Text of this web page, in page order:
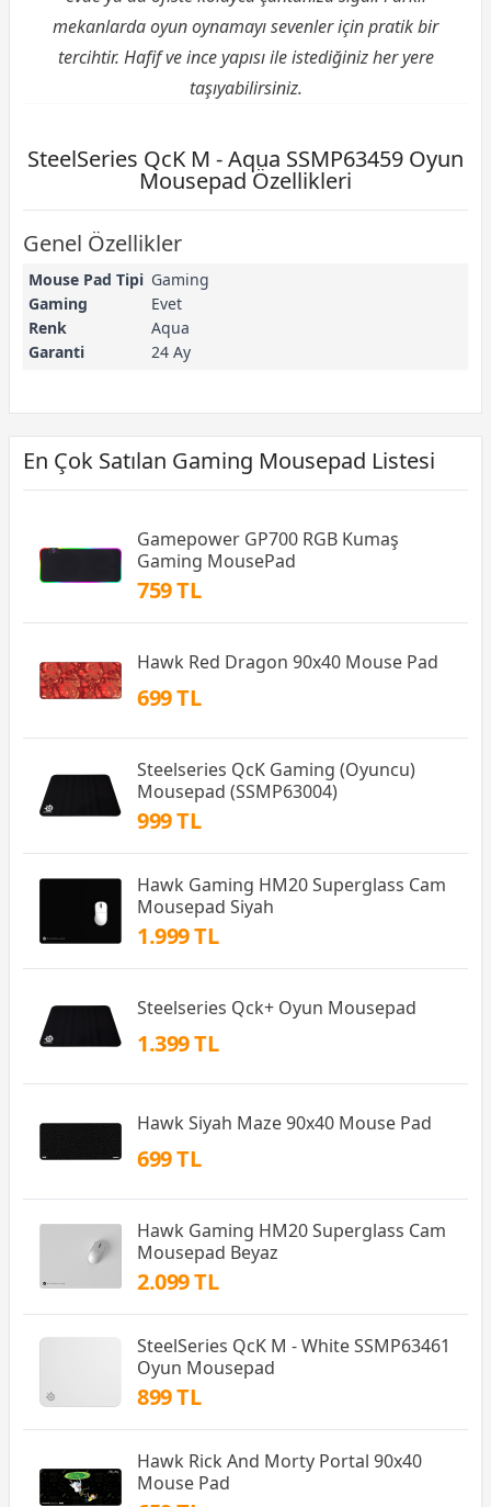
mekanlarda oyun oynamayı sevenler için pratik bir
tercihtir. Hafif ve ince yapısı ile istediğiniz her yere
taşıyabilirsiniz.
SteelSeries QcK M - Aqua SSMP63459 Oyun
Mousepad Özellikleri
Genel Özellikler
Mouse Pad Tipi Gaming
Gaming
Evet
Renk
Aqua
Garanti
24 Ay
En Çok Satılan Gaming Mousepad Listesi
Gamepower GP700 RGB Kumaş
Gaming MousePad
759 TL
Hawk Red Dragon 90x40 Mouse Pad
699 TL
Steelseries QcK Gaming (Oyuncu)
Mousepad (SSMP63004)
999 TL
Hawk Gaming HM20 Superglass Cam
Mousepad Siyah
1.999 TL
Steelseries Qck+ Oyun Mousepad
1.399 TL
Hawk Siyah Maze 90x40 Mouse Pad
699 TL
Hawk Gaming HM20 Superglass Cam
Mousepad Beyaz
2.099 TL
SteelSeries QcK M - White SSMP63461
Oyun Mousepad
899 TL
Hawk Rick And Morty Portal 90x40
Mouse Pad